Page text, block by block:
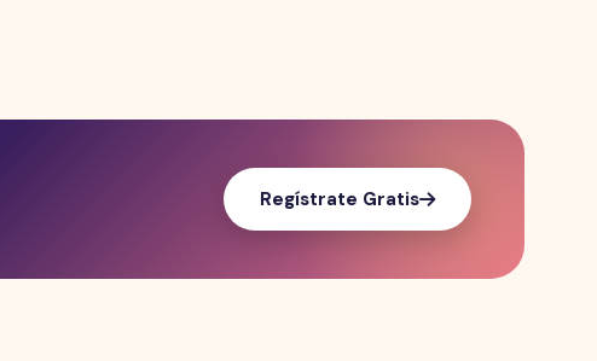
Regístrate Gratis